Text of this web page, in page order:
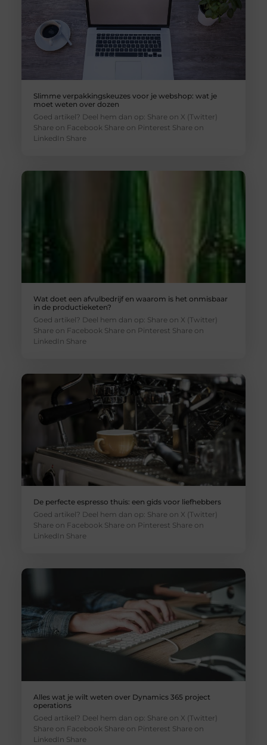
Slimme verpakkingskeuzes voor je webshop: wat je
moet weten over dozen
Goed artikel? Deel hem dan op: Share on X (Twitter)
Share on Facebook Share on Pinterest Share on
LinkedIn Share
Wat doet een afvulbedrijf en waarom is het onmisbaar
in de productieketen?
Goed artikel? Deel hem dan op: Share on X (Twitter)
Share on Facebook Share on Pinterest Share on
LinkedIn Share
De perfecte espresso thuis: een gids voor liefhebbers
Goed artikel? Deel hem dan op: Share on X (Twitter)
Share on Facebook Share on Pinterest Share on
LinkedIn Share
Alles wat je wilt weten over Dynamics 365 project
operations
Goed artikel? Deel hem dan op: Share on X (Twitter)
Share on Facebook Share on Pinterest Share on
LinkedIn Share